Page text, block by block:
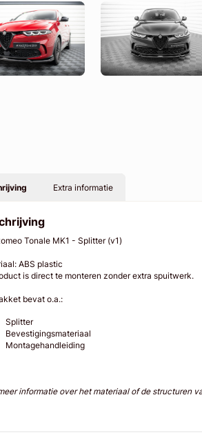
Extra informatie
Tonale MK1 - Splitter (v1)
ABS plastic
is direct te monteren zonder extra spuitwerk.
bevat o.a.:
Splitter
Bevestigingsmateriaal
Montagehandleiding
informatie over het materiaal of de structuren